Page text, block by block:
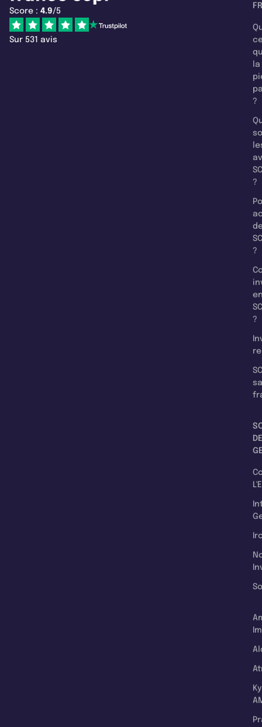
Score : 4.9/5
Sur 531 avis
la
?
?
?
?
DE